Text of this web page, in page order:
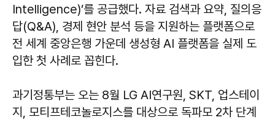
Intelligence)’를 공급했다. 자료 검색과 요약, 질의응
답(Q&A), 경제 현안 분석 등을 지원하는 플랫폼으로
전 세계 중앙은행 가운데 생성형 AI 플랫폼을 실제 도
입한 첫 사례로 꼽힌다.
과기정통부는 오는 8월 LG AI연구원, SKT, 업스테이
지, 모티프테코놀로지스를 대상으로 독파모 2차 단계